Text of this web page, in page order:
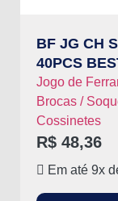
BF JG CH
40PCS
Jogo de
Brocas /
Cossinetes
R$ 48,36
Em até 9x